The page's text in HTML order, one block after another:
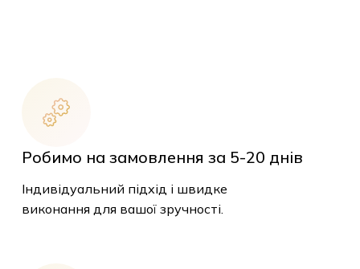
Робимо на замовлення за 5-20 днів
Індивідуальний підхід і швидке
виконання для вашої зручності.